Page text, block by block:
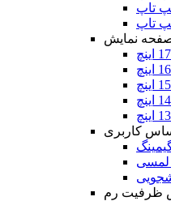
نمایش
کاربری
لمسی
ظرفیت رم